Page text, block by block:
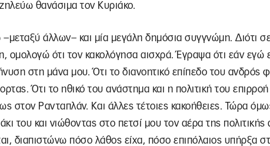
θανάσιμα τον Κυριάκο.
άλλων– και μία μεγάλη δημόσια συγγνώμη. Διότι
ομολογώ ότι τον κακολόγησα αισχρά. Έγραψα ότι εάν εγώ
στη μάνα μου. Ότι το διανοητικό επίπεδο του ανδρός
Ότι το ηθικό του ανάστημα και η πολιτική του επιρροή
στον Ρανταπλάν. Και άλλες τέτοιες κακοήθειες. Τώρα
του και νιώθοντας στο πετσί μου τον αέρα της
διαπιστώνω πόσο λάθος είχα, πόσο επιπόλαιος υπήρξα